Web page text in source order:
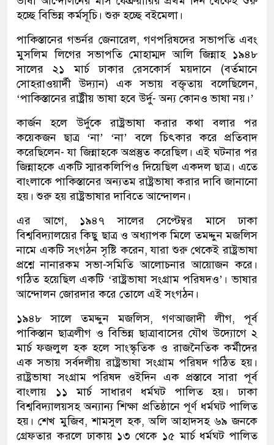
হচ্ছে বিভিন্ন কর্মসূচি। শুরু হচ্ছে বইমেলা।
পাকিস্তানের গভর্নর জেনারেল, গণপরিষদের সভাপতি এবং
মুসলিম লিগের সভাপতি মোহাম্মদ আলি জিন্নাহ ১৯৪৮
সালের ২১ মার্চ ঢাকার রেসকোর্স ময়দানে (বর্তমানে
সোহরাওয়ার্দী উদ্যান) এক সভায় বক্তৃতায় বলেছিলেন,
‘পাকিস্তানের রাষ্ট্রীয় ভাষা হবে উর্দু- অন্য কোনও ভাষা নয়।’
কার্জন হলে উর্দুকে রাষ্ট্রভাষা করার কথা বলার পর
কয়েকজন ছাত্র ‘না’ ‘না’ বলে চিৎকার করে প্রতিবাদ
করেছিলেন- যা জিন্নাহকে অপ্রস্তুত করেছিল। এই ঘটনার পর
জিন্নাহকে একটি স্মারকলিপিও দিয়েছিল একদল ছাত্র। এতে
বাংলাকে পাকিস্তানের অন্যতম রাষ্ট্রভাষা করার দাবি জানানো
হয়। শুরু হয় রাষ্ট্রভাষার দাবিতে আন্দোলন।
এর আগে, ১৯৪৭ সালের সেপ্টেম্বর মাসে ঢাকা
বিশ্ববিদ্যালয়ের কিছু ছাত্র ও অধ্যাপক মিলে তমদ্দুন মজলিস
নামে একটি সংগঠন সৃষ্টি করেন, যারা শুরু থেকেই রাষ্ট্রভাষা
প্রশ্নে নানারকম সভা-সমিতি আলোচনার আয়োজন করে।
গঠিত হয়েছিল একটি ‘রাষ্ট্রভাষা সংগ্রাম পরিষদও’। ভাষার
আন্দোলন জোরদার করে তোলে এই সংগঠন।
১৯৪৮ সালে তমদ্দুন মজলিস, গণআজাদী লীগ, পূর্ব
পাকিস্তান ছাত্রলীগ ও বিভিন্ন ছাত্রাবাসের যৌথ উদ্যোগে ২
মার্চ ফজলুল হক হলে সাংস্কৃতিক ও রাজনৈতিক কর্মীদের
এক সভায় সর্বদলীয় রাষ্ট্রভাষা সংগ্রাম পরিষদ গঠিত হয়।
রাষ্ট্রভাষা সংগ্রাম পরিষদ ওইদিন এক প্রস্তাবে সারা পূর্ব
বাংলায় ১১ মার্চ সাধারণ ধর্মঘট পালিত হয়। ঢাকা
বিশ্ববিদ্যালয়সহ অন্যান্য শিক্ষা প্রতিষ্ঠানে পূর্ণ ধর্মঘট পালিত
হয়। শেখ মুজিব, শামসুল হক, অলি আহাদসহ ৬৯ জনকে
গ্রেফতার করলে ঢাকায় ১৩ থেকে ১৫ মার্চ ধর্মঘট পালিত